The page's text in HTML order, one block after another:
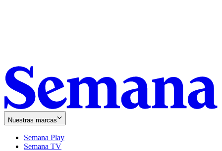
Nuestras marcas
Semana Play
Semana TV